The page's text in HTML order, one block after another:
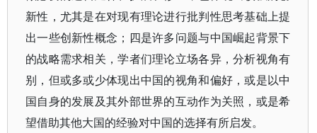
新性，尤其是在对现有理论进行批判性思考基础上提
出一些创新性概念；四是许多问题与中国崛起背景下
的战略需求相关，学者们理论立场各异，分析视角有
别，但或多或少体现出中国的视角和偏好，或是以中
国自身的发展及其外部世界的互动作为关照，或是希
望借助其他大国的经验对中国的选择有所启发。